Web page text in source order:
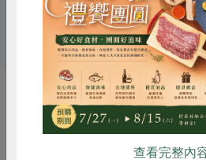
# 柏香
你可能有興
惜食 RPET 食譜
雞蛋 食安 共同
查看完整內容